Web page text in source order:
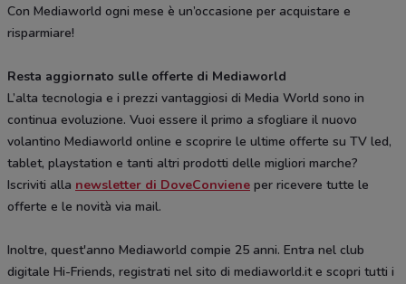
Con Mediaworld ogni mese è un’occasione per acquistare e
risparmiare!
Resta aggiornato sulle offerte di Mediaworld
L’alta tecnologia e i prezzi vantaggiosi di Media World sono in
continua evoluzione. Vuoi essere il primo a sfogliare il nuovo
volantino Mediaworld online e scoprire le ultime offerte su TV led,
tablet, playstation e tanti altri prodotti delle migliori marche?
Iscriviti alla newsletter di DoveConviene per ricevere tutte le
offerte e le novità via mail.
Inoltre, quest'anno Mediaworld compie 25 anni. Entra nel club
digitale Hi-Friends, registrati nel sito di mediaworld.it e scopri tutti i